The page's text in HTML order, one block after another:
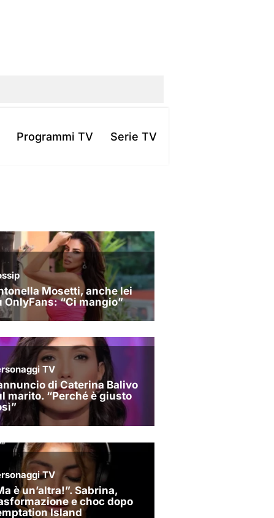
Programmi TV Serie TV